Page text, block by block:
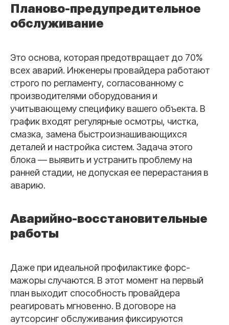
Планово-предупредительное
обслуживание
Это основа, которая предотвращает до 70%
всех аварий. Инженеры провайдера работают
строго по регламенту, согласованному с
производителями оборудования и
учитывающему специфику вашего объекта. В
график входят регулярные осмотры, чистка,
смазка, замена быстроизнашивающихся
деталей и настройка систем. Задача этого
блока — выявить и устранить проблему на
ранней стадии, не допуская ее перерастания в
аварию.
Аварийно-восстановительные
работы
Даже при идеальной профилактике форс-
мажоры случаются. В этот момент на первый
план выходит способность провайдера
реагировать мгновенно. В договоре на
аутсорсинг обслуживания фиксируются